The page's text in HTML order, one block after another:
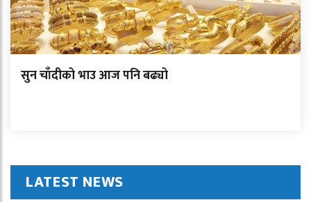
सुन चाँदीको भाउ आज पनि बढ्यो
LATEST NEWS